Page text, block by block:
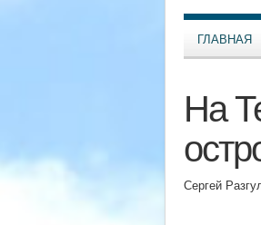
ГЛАВНАЯ
На
Сергей